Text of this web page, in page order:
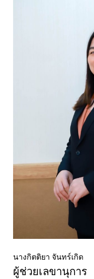
นางกิตติยา จันทร์เกิด
ผู้ช่วยเลขานุการ